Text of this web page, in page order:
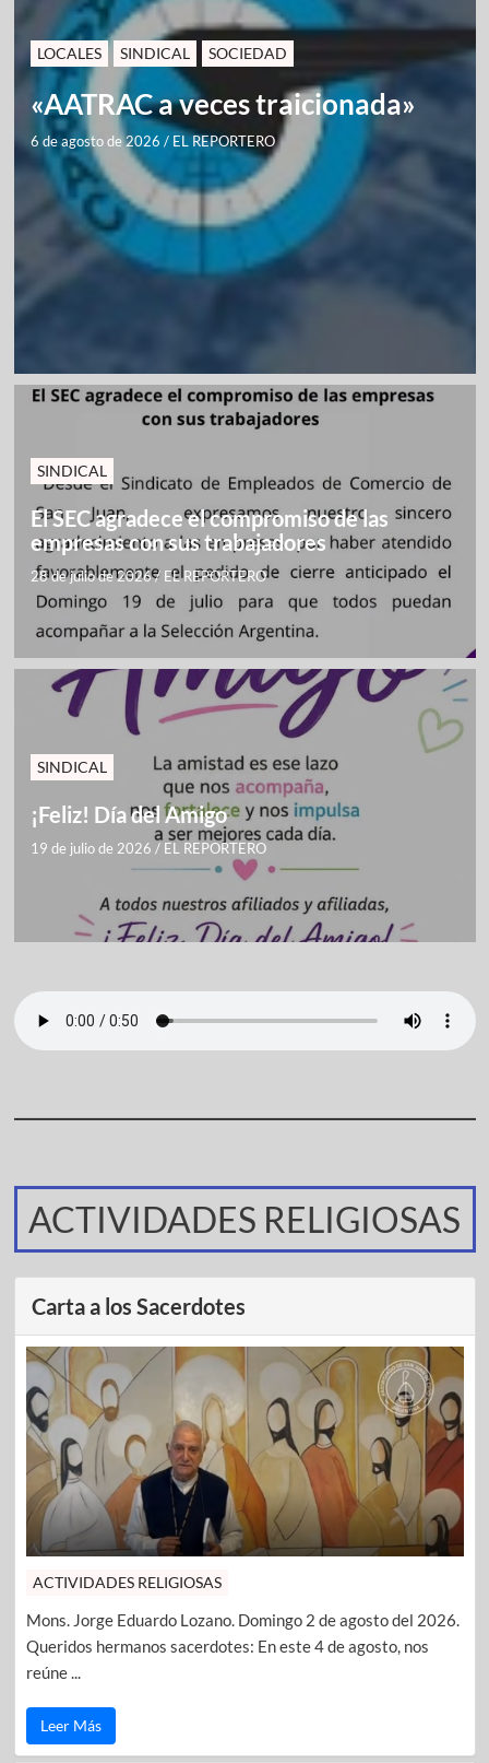
LOCALES SINDICAL SOCIEDAD
«AATRAC a veces traicionada»
6 de agosto de 2026 / EL REPORTERO
SINDICAL
El SEC agradece el compromiso de las
empresas con sus trabajadores
28 de julio de 2026/ EL REPORTERO
SINDICAL
¡Feliz! Día del Amigo
19 de julio de 2026 / EL REPORTERO
ACTIVIDADES RELIGIOSAS
Carta a los Sacerdotes
ACTIVIDADES RELIGIOSAS
Mons. Jorge Eduardo Lozano. Domingo 2 de agosto del 2026.
Queridos hermanos sacerdotes: En este 4 de agosto, nos
reúne ...
Leer Más